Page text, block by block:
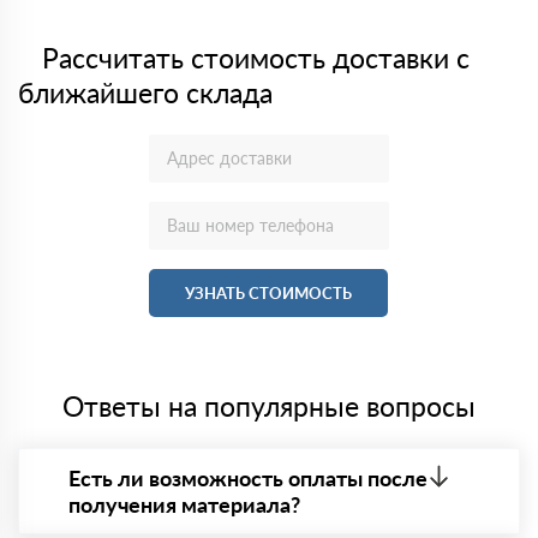
Рассчитать стоимость доставки с
ближайшего склада
УЗНАТЬ СТОИМОСТЬ
Ответы на популярные вопросы
Есть ли возможность оплаты после
получения материала?